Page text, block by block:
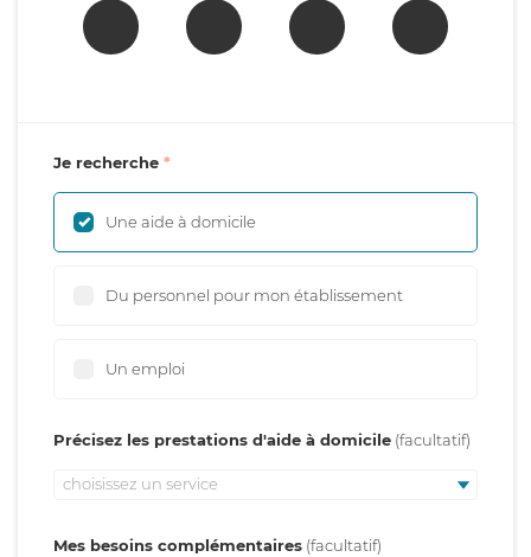
Je recherche
Une aide à domicile
Du personnel pour mon établissement
Un emploi
Précisez les prestations d'aide à domicile
choisissez un service
Mes besoins complémentaires